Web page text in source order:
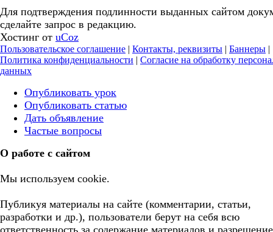
Для подтверждения подлинности выданных сайтом
сделайте запрос в редакцию.
Хостинг от uCoz
Пользовательское соглашение | Контакты, реквизиты | Баннеры |
Политика конфиденциальности | Согласие на обработку
данных
Опубликовать урок
Опубликовать статью
Дать объявление
Частые вопросы
О работе с сайтом
Мы используем cookie.
Публикуя материалы на сайте (комментарии, статьи,
разработки и др.), пользователи берут на себя всю
ответственность за содержание материалов и разрешение